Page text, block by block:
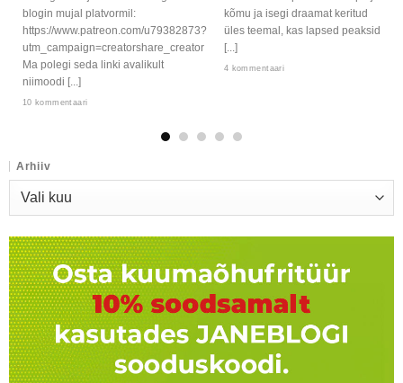
blogin mujal platvormil:
https://www.patreon.com/u79382873?
utm_campaign=creatorshare_creator
Ma polegi seda linki avalikult
niimoodi [...]
10 kommentaari
kõmu ja isegi draamat keritud
üles teemal, kas lapsed peaksid
[...]
4 kommentaari
Arhiiv
Arhiiv